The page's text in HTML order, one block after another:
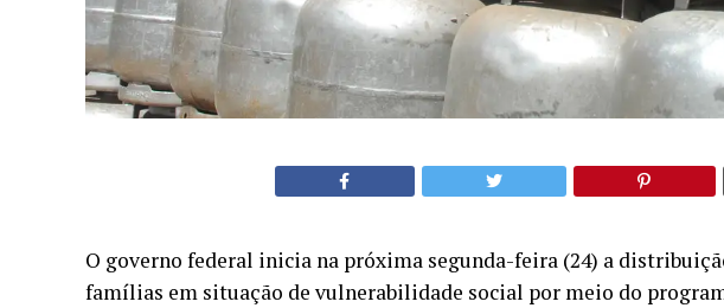
O governo federal inicia na próxima segunda-feira (24) a
famílias em situação de vulnerabilidade social por meio do